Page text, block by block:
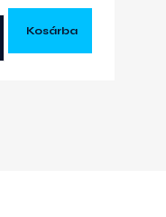
Kosárba